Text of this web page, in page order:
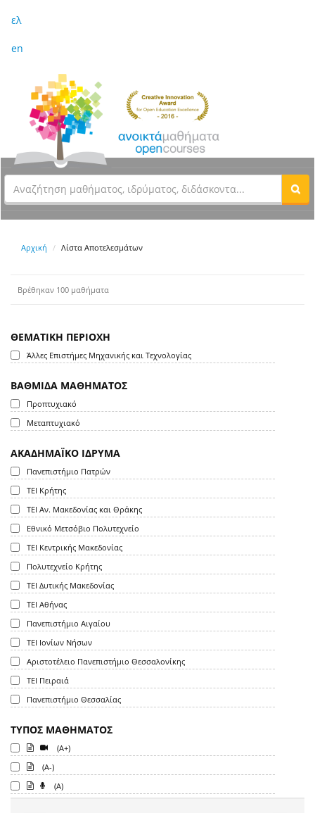
ελ
en
Αρχική Λίστα Αποτελεσμάτων
Βρέθηκαν 100 μαθήματα
ΘΕΜΑΤΙΚΗ ΠΕΡΙΟΧΗ
Άλλες Επιστήμες Μηχανικής και Τεχνολογίας
ΒΑΘΜΙΔΑ ΜΑΘΗΜΑΤΟΣ
Προπτυχιακό
Μεταπτυχιακό
ΑΚΑΔΗΜΑΪΚΟ ΙΔΡΥΜΑ
Πανεπιστήμιο Πατρών
ΤΕΙ Κρήτης
ΤΕΙ Αν. Μακεδονίας και Θράκης
Εθνικό Μετσόβιο Πολυτεχνείο
ΤΕΙ Κεντρικής Μακεδονίας
Πολυτεχνείο Κρήτης
ΤΕΙ Δυτικής Μακεδονίας
ΤΕΙ Αθήνας
Πανεπιστήμιο Αιγαίου
ΤΕΙ Ιονίων Νήσων
Αριστοτέλειο Πανεπιστήμιο Θεσσαλονίκης
ΤΕΙ Πειραιά
Πανεπιστήμιο Θεσσαλίας
ΤΥΠΟΣ ΜΑΘΗΜΑΤΟΣ
(A+)
(A-)
(A)